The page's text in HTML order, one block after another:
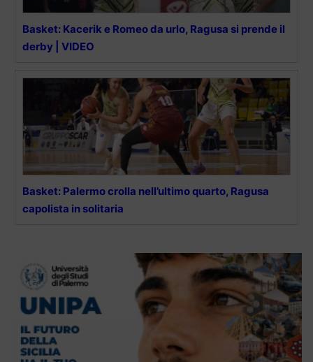
Basket: Kacerik e Romeo da urlo, Ragusa si prende il
derby | VIDEO
Basket: Palermo crolla nell’ultimo quarto, Ragusa
capolista in solitaria